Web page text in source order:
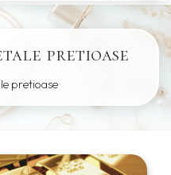
pretioase
pretioase